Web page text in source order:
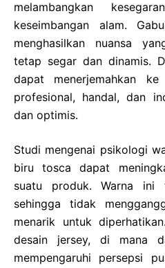
melambangkan
keseimbangan alam.
menghasilkan nuansa
tetap segar dan dinamis.
dapat menerjemahkan
profesional, handal, dan
dan optimis.
Studi mengenai psikologi
biru tosca dapat
suatu produk. Warna ini
sehingga tidak
menarik untuk
desain jersey, di mana
mempengaruhi persepsi